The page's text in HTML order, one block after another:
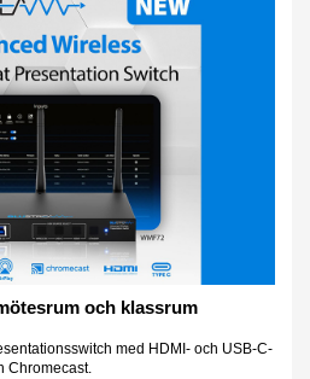
och klassrum
med HDMI- och USB-C-
Chromecast.